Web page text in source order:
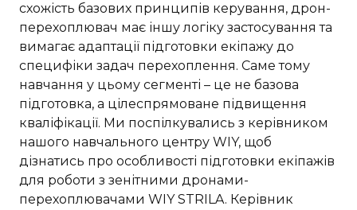
схожість базових принципів керування, дрон-
перехоплювач має іншу логіку застосування та
вимагає адаптації підготовки екіпажу до
специфіки задач перехоплення. Саме тому
навчання у цьому сегменті – це не базова
підготовка, а цілеспрямоване підвищення
кваліфікації. Ми поспілкувались з керівником
нашого навчального центру WIY, щоб
дізнатись про особливості підготовки екіпажів
для роботи з зенітними дронами-
перехоплювачами WIY STRILA. Керівник